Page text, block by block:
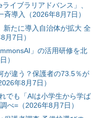
イブラリアドバンス」、
導入（2026年8月7日）
新たに導入自治体が拡大 全
7日）
」の活用研修を北
）
が違う？保護者の73.5％が
年8月7日）
でも「AIは小学生から学ば
べ=（2026年8月7日）